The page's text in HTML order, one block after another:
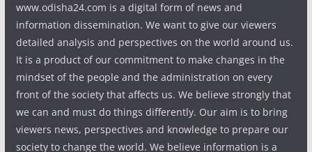
www.odisha24.com is a digital form of news and
information dissemination. We want to give our viewers
detailed analysis and perspectives on the world around us.
It is a product of our commitment to make changes in the
mindset of the people and the administration on every
front of the society that affects us. We believe strongly that
we can and must do things differently. Our aim is to bring
viewers news, perspectives and knowledge to prepare our
society to change the world. We believe information is a